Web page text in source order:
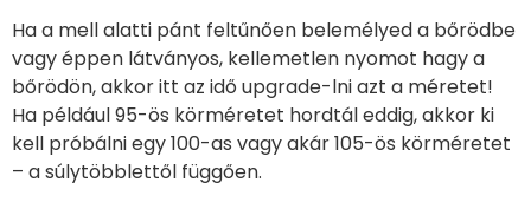
Ha a mell alatti pánt feltűnően belemélyed a bőrödbe
vagy éppen látványos, kellemetlen nyomot hagy a
bőrödön, akkor itt az idő upgrade-lni azt a méretet!
Ha például 95-ös körméretet hordtál eddig, akkor ki
kell próbálni egy 100-as vagy akár 105-ös körméretet
– a súlytöbblettől függően.